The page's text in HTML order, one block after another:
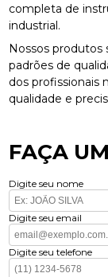
completa de
industrial.
Nossos produtos
padrões de
dos profissionais
qualidade e
FAÇA
Digite seu nome
Digite seu email
Digite seu telefone